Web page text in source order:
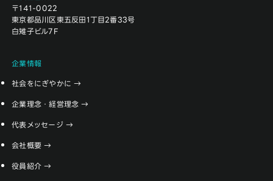
〒141-0022
東京都品川区東五反田1丁目2番33号
白雉子ビル7F
企業情報
社会をにぎやかに
企業理念・経営理念
代表メッセージ
会社概要
役員紹介